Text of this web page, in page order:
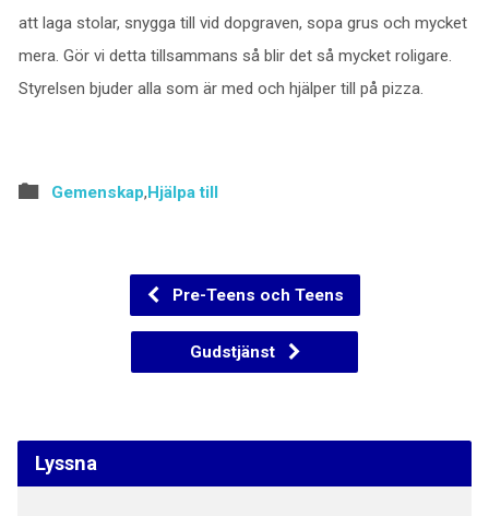
att laga stolar, snygga till vid dopgraven, sopa grus och mycket
mera. Gör vi detta tillsammans så blir det så mycket roligare.
Styrelsen bjuder alla som är med och hjälper till på pizza.
Gemenskap,Hjälpa till
Pre-Teens och Teens
Gudstjänst
Lyssna